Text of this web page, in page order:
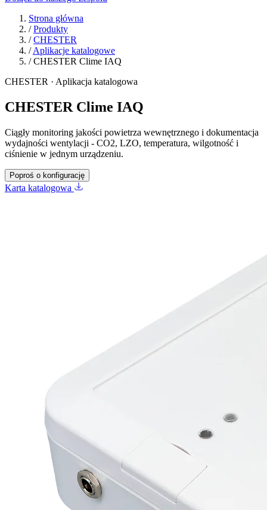
Strona główna
/ Produkty
/ CHESTER
/ Aplikacje katalogowe
/ CHESTER Clime IAQ
CHESTER · Aplikacja katalogowa
CHESTER Clime IAQ
Ciągły monitoring jakości powietrza wewnętrznego i dokumentacja
wydajności wentylacji - CO2, LZO, temperatura, wilgotność i
ciśnienie w jednym urządzeniu.
Poproś o konfigurację
Karta katalogowa